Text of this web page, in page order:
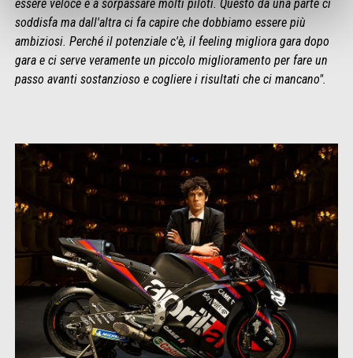
essere veloce e a sorpassare molti piloti. Questo da una parte ci
soddisfa ma dall'altra ci fa capire che dobbiamo essere più
ambiziosi. Perché il potenziale c'è, il feeling migliora gara dopo
gara e ci serve veramente un piccolo miglioramento per fare un
passo avanti sostanzioso e cogliere i risultati che ci mancano".